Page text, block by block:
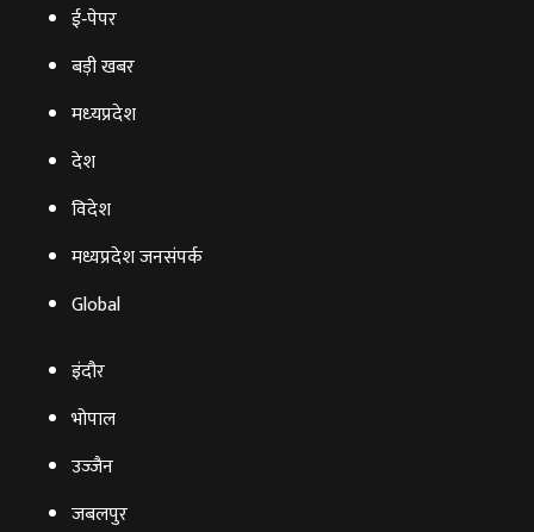
ई‑पेपर
बड़ी खबर
मध्‍यप्रदेश
देश
विदेश
मध्यप्रदेश जनसंपर्क
Global
इंदौर
भोपाल
उज्‍जैन
जबलपुर